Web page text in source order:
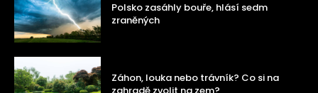
Polsko zasáhly bouře, hlásí sedm
zraněných
Záhon, louka nebo trávník? Co si na